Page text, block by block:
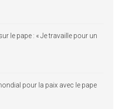
le pape : « Je travaille pour un
pour la paix avec le pape